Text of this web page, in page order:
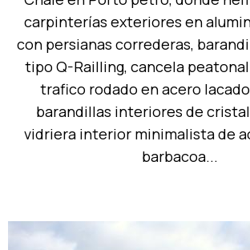
carpinterías exteriores en
con persianas correderas,
tipo Q-Railling, cancela
trafico rodado en acero
barandillas interiores de
vidriera interior minimalista de
barbacoa...